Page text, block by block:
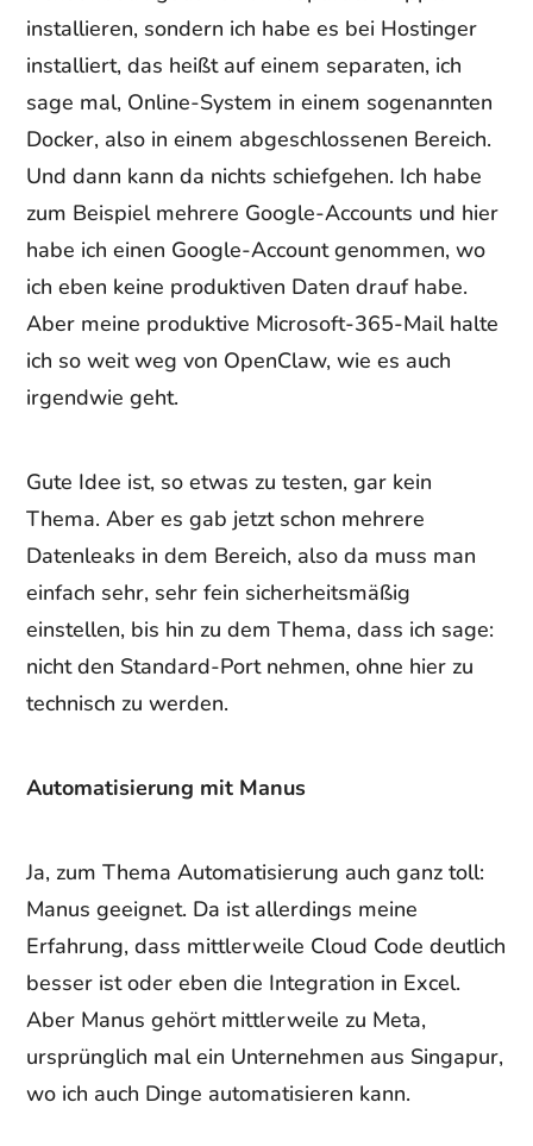
installieren, sondern ich habe es bei Hostinger
installiert, das heißt auf einem separaten, ich
sage mal, Online-System in einem sogenannten
Docker, also in einem abgeschlossenen Bereich.
Und dann kann da nichts schiefgehen. Ich habe
zum Beispiel mehrere Google-Accounts und hier
habe ich einen Google-Account genommen, wo
ich eben keine produktiven Daten drauf habe.
Aber meine produktive Microsoft-365-Mail halte
ich so weit weg von OpenClaw, wie es auch
irgendwie geht.
Gute Idee ist, so etwas zu testen, gar kein
Thema. Aber es gab jetzt schon mehrere
Datenleaks in dem Bereich, also da muss man
einfach sehr, sehr fein sicherheitsmäßig
einstellen, bis hin zu dem Thema, dass ich sage:
nicht den Standard-Port nehmen, ohne hier zu
technisch zu werden.
Automatisierung mit Manus
Ja, zum Thema Automatisierung auch ganz toll:
Manus geeignet. Da ist allerdings meine
Erfahrung, dass mittlerweile Cloud Code deutlich
besser ist oder eben die Integration in Excel.
Aber Manus gehört mittlerweile zu Meta,
ursprünglich mal ein Unternehmen aus Singapur,
wo ich auch Dinge automatisieren kann.